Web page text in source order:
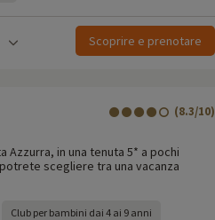
Scoprire e prenotare
(8.3/10)
Azzurra, in una tenuta 5* a pochi
scegliere tra una vacanza
Club per bambini dai 4 ai 9 anni